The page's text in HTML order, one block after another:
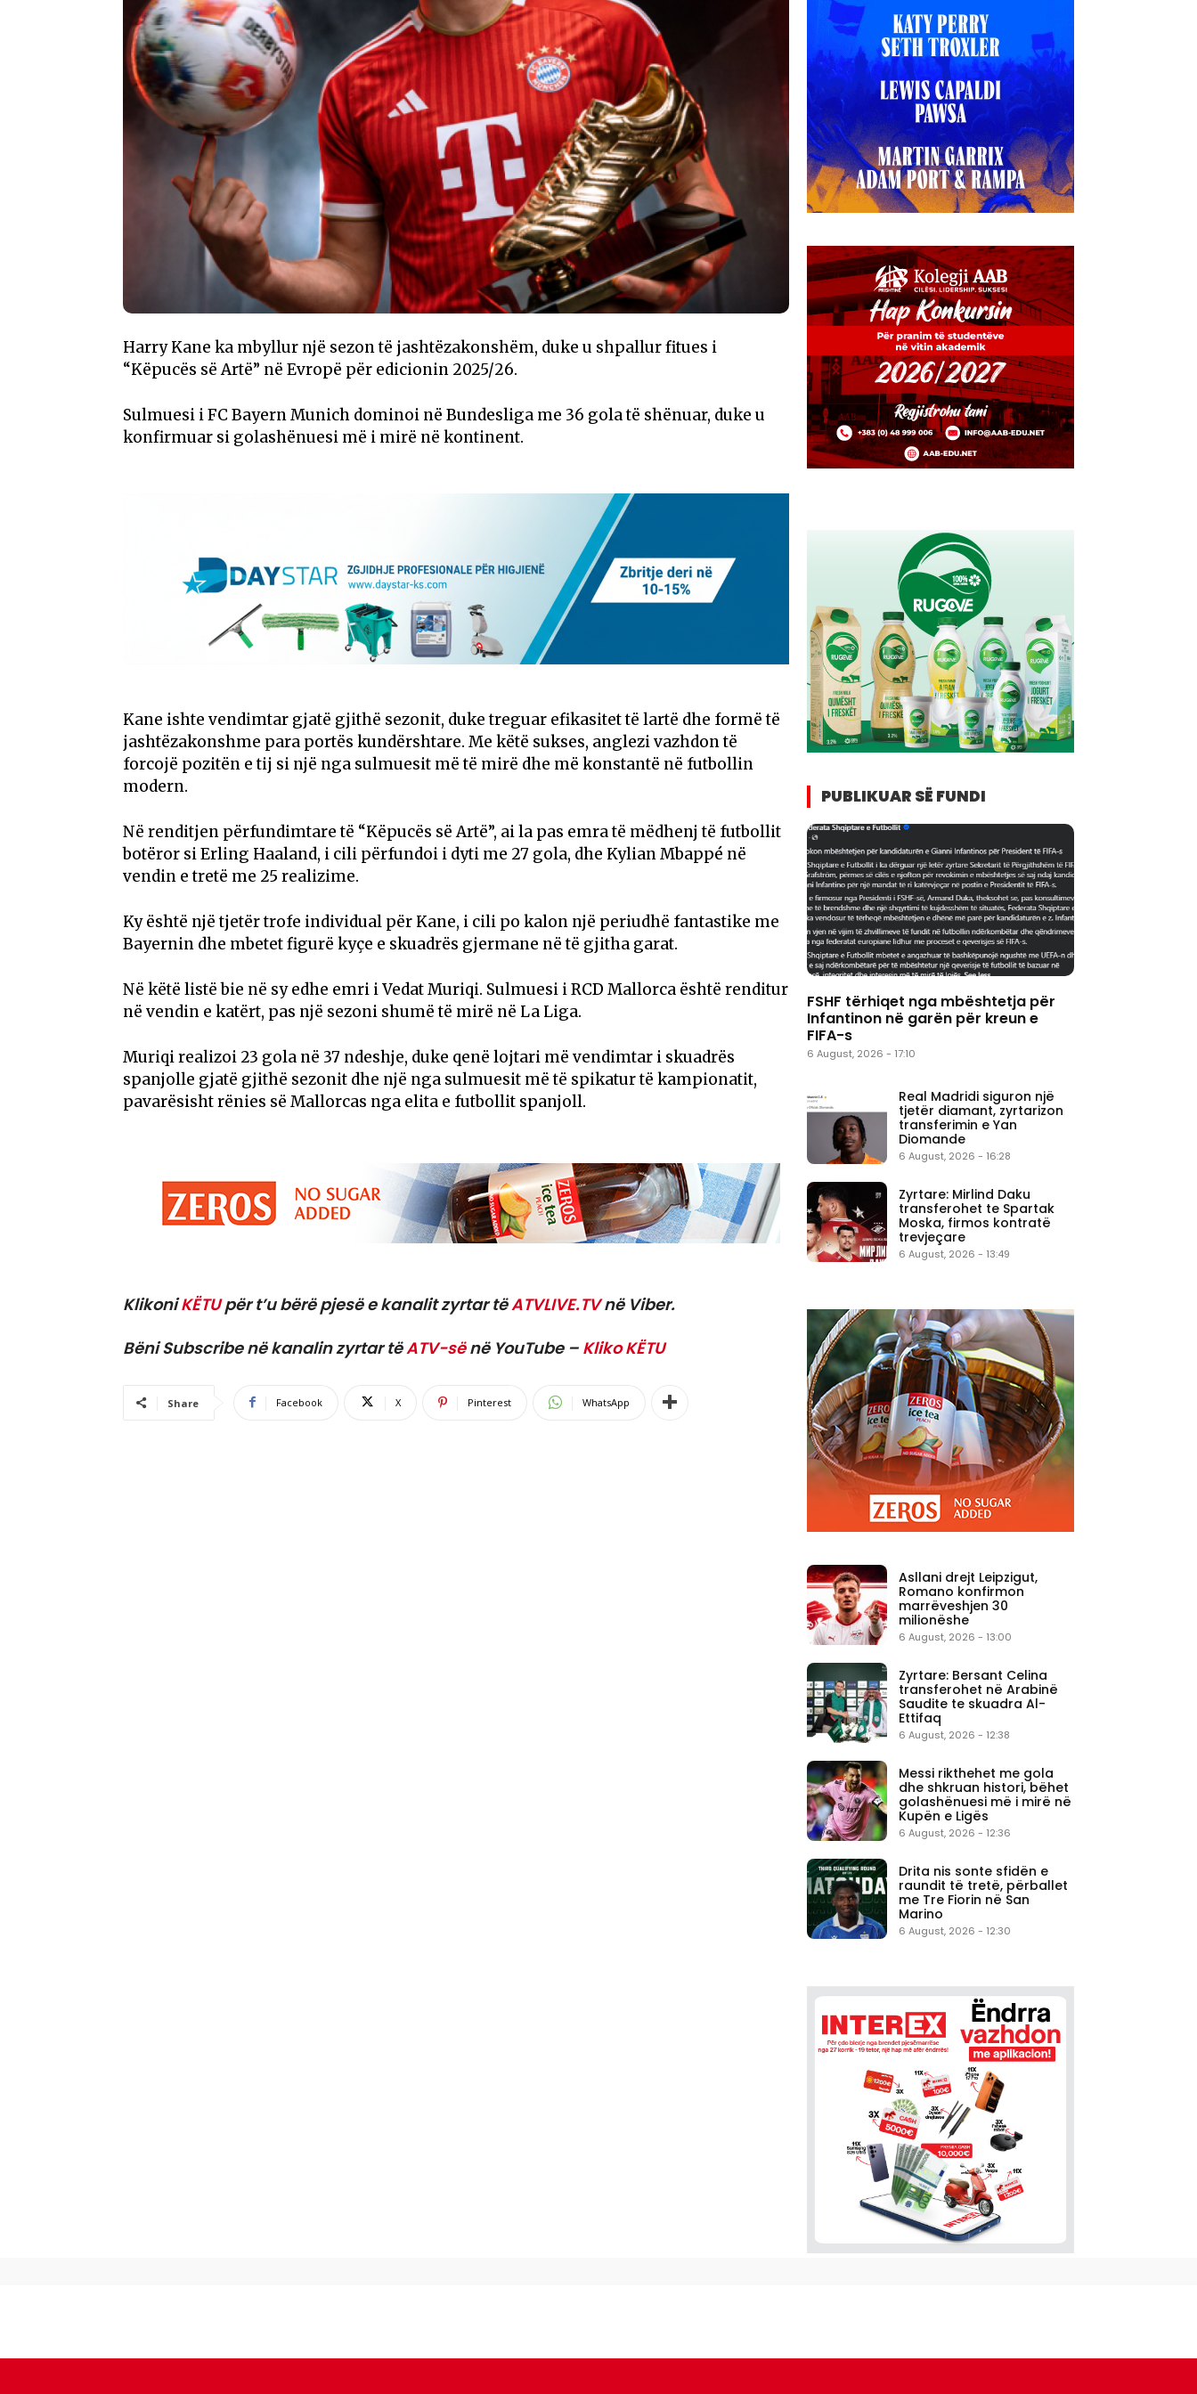
Harry Kane ka mbyllur një sezon të jashtëzakonshëm, duke u shpallur fitues i
“Këpucës së Artë” në Evropë për edicionin 2025/26.
Sulmuesi iFC Bayern Munich dominoi në Bundesliga me 36 gola të shënuar, duke u
konfirmuar si golashënuesi më i mirë në kontinent.
Kane ishte vendimtar gjatë gjithë sezonit, duke treguar efikasitet të lartë dhe formë të
jashtëzakonshme para portës kundërshtare. Me këtë sukses, anglezi vazhdon të
forcojë pozitën e tij si një nga sulmuesit më të mirë dhe më konstantë në futbollin
modern.
Në renditjen përfundimtare të “Këpucës së Artë”, ai la pas emra të mëdhenj të futbollit
botëror siErling Haaland, i cili përfundoi i dyti me 27 gola, dhe Kylian Mbappé në
vendin e tretë me 25 realizime.
Ky është një tjetër trofe individual për Kane, i cili po kalon një periudhë fantastike me
Bayernin dhe mbetet figurë kyçe e skuadrës gjermane në të gjitha garat.
Në këtë listë bie në sy edhe emri iVedat Muriqi. Sulmuesi iRCD Mallorca është renditur
në vendin e katërt, pas një sezoni shumë të mirë në La Liga.
Muriqi realizoi 23 gola në 37 ndeshje, duke qenë lojtari më vendimtar i skuadrës
spanjolle gjatë gjithë sezonit dhe një nga sulmuesit më të spikatur të kampionatit,
pavarësisht rënies së Mallorcas nga elita e futbollit spanjoll.
KlikoniKËTUpër t’u bërë pjesë e kanalit zyrtar tëATVLIVE.TVnë Viber.
Bëni Subscribe në kanalin zyrtar tëATV-sënë YouTube – Kliko KËTU
Share Facebook X Pinterest WhatsApp
PUBLIKUAR SË FUNDI
FSHF tërhiqet nga mbështetja për
Infantinon në garën për kreun e
FIFA-s
6 August, 2026 - 17:10
Real Madridi siguron një
tjetër diamant, zyrtarizon
transferimin e Yan
Diomande
6 August, 2026 - 16:28
Zyrtare: Mirlind Daku
transferohet te Spartak
Moska, firmos kontratë
trevjeçare
6 August, 2026 - 13:49
Asllani drejt Leipzigut,
Romano konfirmon
marrëveshjen 30
milionëshe
6 August, 2026 - 13:00
Zyrtare: Bersant Celina
transferohet në Arabinë
Saudite te skuadra Al-
Ettifaq
6 August, 2026 - 12:38
Messi rikthehet me gola
dhe shkruan histori, bëhet
golashënuesi më i mirë në
Kupën e Ligës
6 August, 2026 - 12:36
Drita nis sonte sfidën e
raundit të tretë, përballet
me Tre Fiorin në San
Marino
6 August, 2026 - 12:30